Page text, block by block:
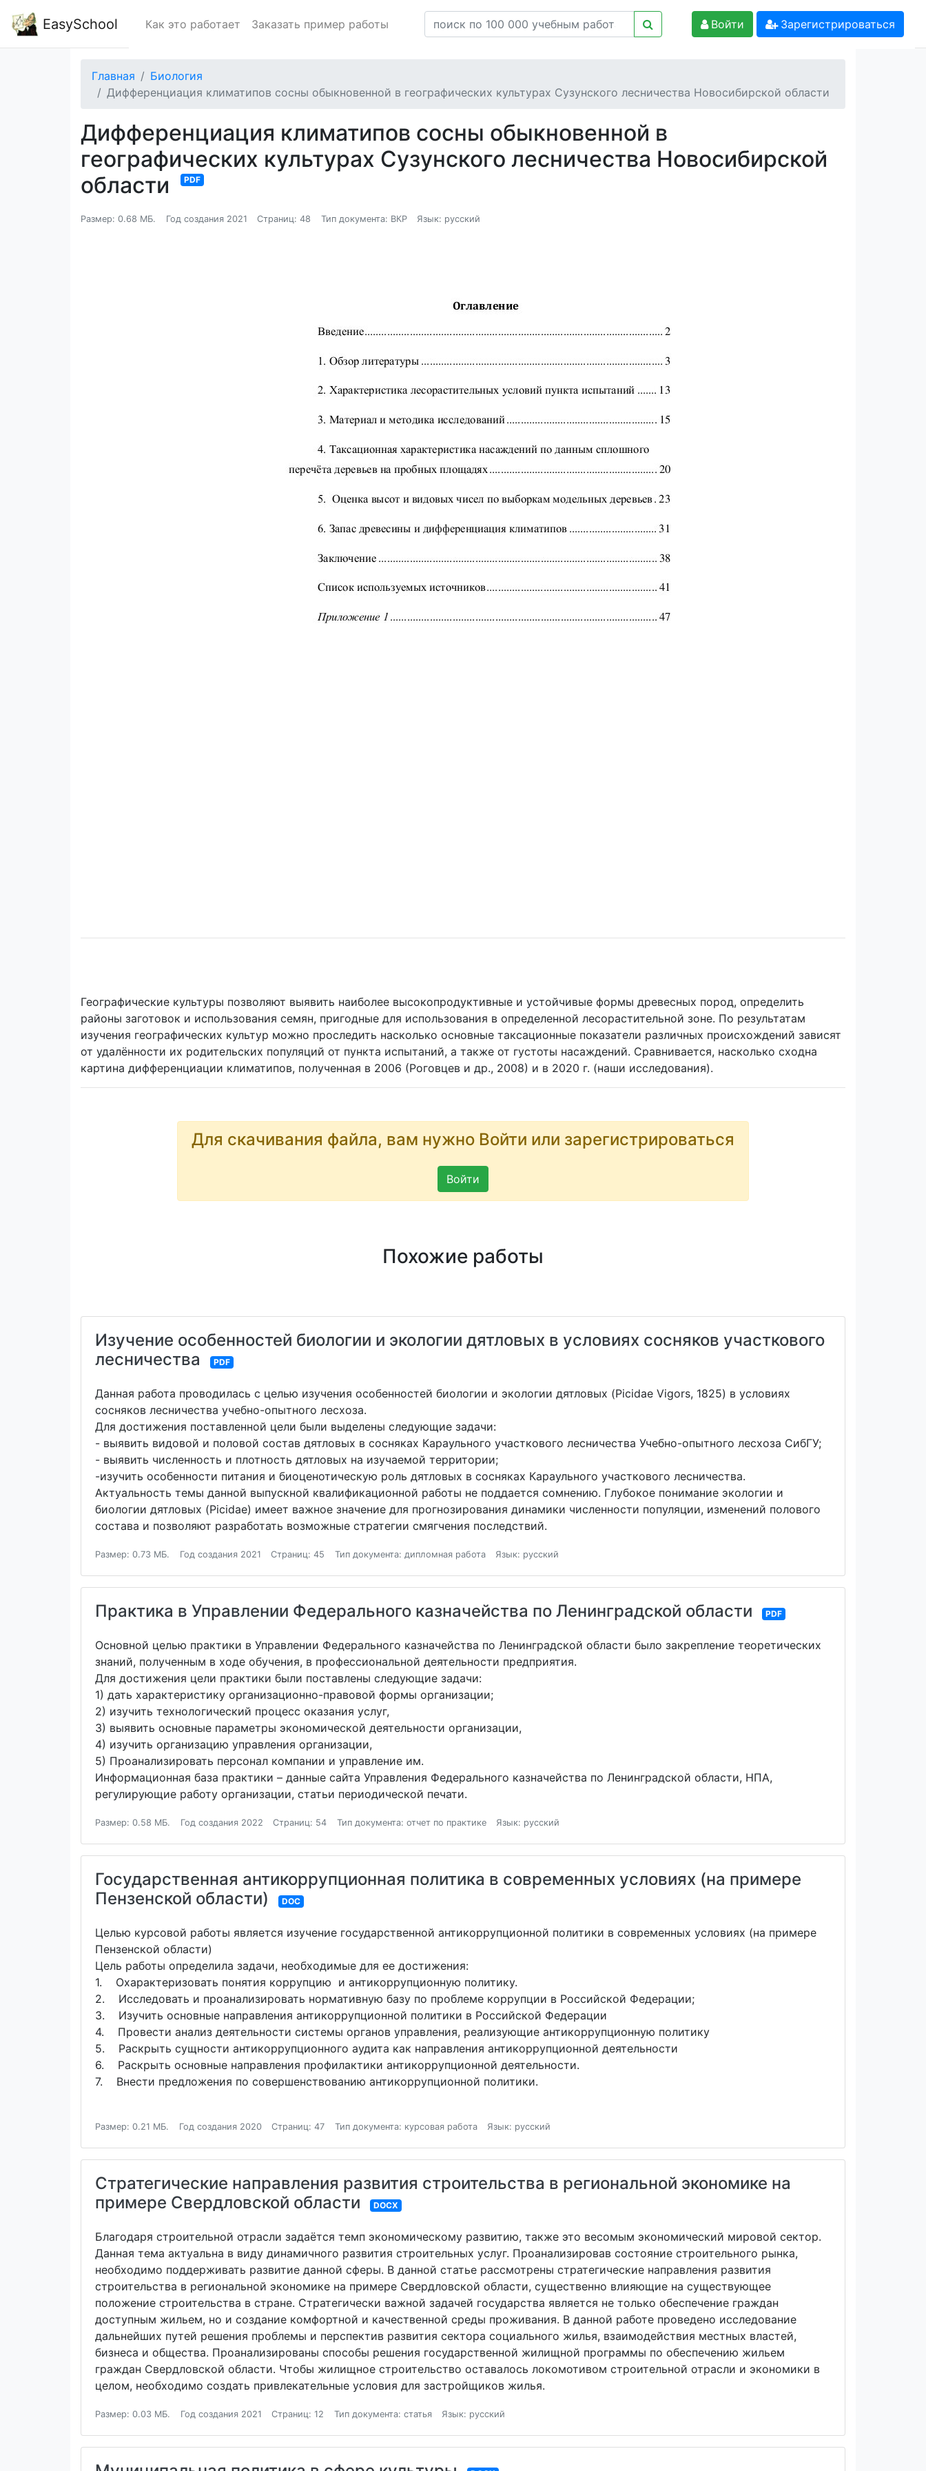
EasySchool Как это работает Заказать пример работы Войти Зарегистрироваться
Главная
Биология
Дифференциация климатипов сосны обыкновенной в географических культурах Сузунского лесничества Новосибирской области
Дифференциация климатипов сосны обыкновенной в
географических культурах Сузунского лесничества Новосибирской
области
PDF
Размер: 0.68 МБ. Год создания 2021 Страниц: 48 Тип документа: ВКР Язык: русский
Географические культуры позволяют выявить наиболее высокопродуктивные и устойчивые формы древесных пород, определить
районы заготовок и использования семян, пригодные для использования в определенной лесорастительной зоне. По результатам
изучения географических культур можно проследить насколько основные таксационные показатели различных происхождений зависят
от удалённости их родительских популяций от пункта испытаний, а также от густоты насаждений. Сравнивается, насколько сходна
картина дифференциации климатипов, полученная в 2006 (Роговцев и др., 2008) и в 2020 г. (наши исследования).
Для скачивания файла, вам нужно Войти или зарегистрироваться
Войти
Похожие работы
Изучение особенностей биологии и экологии дятловых в условиях сосняков участкового
лесничества
PDF
Данная работа проводилась с целью изучения особенностей биологии и экологии дятловых (Picidae Vigors, 1825) в условиях
сосняков лесничества учебно-опытного лесхоза.
Для достижения поставленной цели были выделены следующие задачи:
- выявить видовой и половой состав дятловых в сосняках Караульного участкового лесничества Учебно-опытного лесхоза СибГУ;
- выявить численность и плотность дятловых на изучаемой территории;
-изучить особенности питания и биоценотическую роль дятловых в сосняках Караульного участкового лесничества.
Актуальность темы данной выпускной квалификационной работы не поддается сомнению. Глубокое понимание экологии и
биологии дятловых (Picidae) имеет важное значение для прогнозирования динамики численности популяции, изменений полового
состава и позволяют разработать возможные стратегии смягчения последствий.
Размер: 0.73 МБ. Год создания 2021 Страниц: 45 Тип документа: дипломная работа Язык: русский
Практика в Управлении Федерального казначейства по Ленинградской области PDF
Основной целью практики в Управлении Федерального казначейства по Ленинградской области было закрепление теоретических
знаний, полученным в ходе обучения, в профессиональной деятельности предприятия.
Для достижения цели практики были поставлены следующие задачи:
1) дать характеристику организационно-правовой формы организации;
2) изучить технологический процесс оказания услуг,
3) выявить основные параметры экономической деятельности организации,
4) изучить организацию управления организации,
5) Проанализировать персонал компании и управление им.
Информационная база практики – данные сайта Управления Федерального казначейства по Ленинградской области, НПА,
регулирующие работу организации, статьи периодической печати.
Размер: 0.58 МБ. Год создания 2022 Страниц: 54 Тип документа: отчет по практике Язык: русский
Государственная антикоррупционная политика в современных условиях (на примере
Пензенской области)
DOC
Целью курсовой работы является изучение государственной антикоррупционной политики в современных условиях (на примере
Пензенской области)
Цель работы определила задачи, необходимые для ее достижения:
1. Охарактеризовать понятия коррупцию и антикоррупционную политику.
2. Исследовать и проанализировать нормативную базу по проблеме коррупции в Российской Федерации;
3. Изучить основные направления антикоррупционной политики в Российской Федерации
4. Провести анализ деятельности системы органов управления, реализующие антикоррупционную политику
5. Раскрыть сущности антикоррупционного аудита как направления антикоррупционной деятельности
6. Раскрыть основные направления профилактики антикоррупционной деятельности.
7. Внести предложения по совершенствованию антикоррупционной политики.
Размер: 0.21 МБ. Год создания 2020 Страниц: 47 Тип документа: курсовая работа Язык: русский
Стратегические направления развития строительства в региональной экономике на
примере Свердловской области
DOCX
Благодаря строительной отрасли задаётся темп экономическому развитию, также это весомым экономический мировой сектор.
Данная тема актуальна в виду динамичного развития строительных услуг. Проанализировав состояние строительного рынка,
необходимо поддерживать развитие данной сферы. В данной статье рассмотрены стратегические направления развития
строительства в региональной экономике на примере Свердловской области, существенно влияющие на существующее
положение строительства в стране. Стратегически важной задачей государства является не только обеспечение граждан
доступным жильем, но и создание комфортной и качественной среды проживания. В данной работе проведено исследование
дальнейших путей решения проблемы и перспектив развития сектора социального жилья, взаимодействия местных властей,
бизнеса и общества. Проанализированы способы решения государственной жилищной программы по обеспечению жильем
граждан Свердловской области. Чтобы жилищное строительство оставалось локомотивом строительной отрасли и экономики в
целом, необходимо создать привлекательные условия для застройщиков жилья.
Размер: 0.03 МБ. Год создания 2021 Страниц: 12 Тип документа: статья Язык: русский